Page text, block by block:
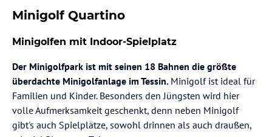
Minigolf Quartino
Minigolfen mit Indoor-Spielplatz
Der Minigolfpark ist mit seinen 18 Bahnen die größte
überdachte Minigolfanlage im Tessin. Minigolf ist ideal für
Familien und Kinder. Besonders den Jüngsten wird hier
volle Aufmerksamkeit geschenkt, denn neben Minigolf
gibt's auch Spielplätze, sowohl drinnen als auch draußen,